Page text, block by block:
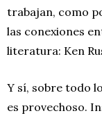
trabajan, como
las conexiones
literatura: Ken
Y sí, sobre todo
es provechoso.